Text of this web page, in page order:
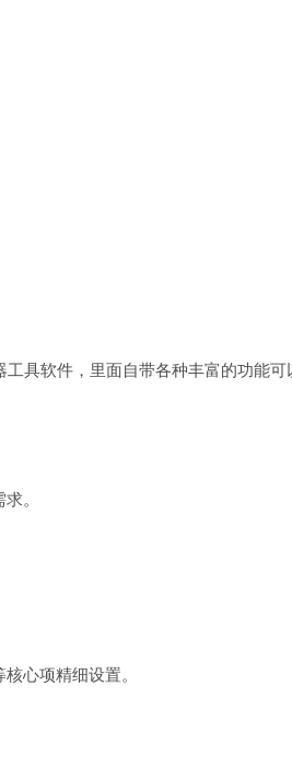
具软件，里面自带各种丰富的功能可
。
心项精细设置。